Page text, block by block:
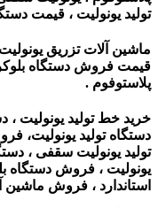
تولید یونولیت ، قیمت
ماشین آلات تزریق
قیمت فروش دستگاه بلوکر
پلاستوفوم .
خرید خط تولید یونولیت ،
دستگاه تولید یونولیت،
تولید یونولیت سقفی ،
یونولیت ، فروش دستگاه
استاندارد ، فروش ماشین